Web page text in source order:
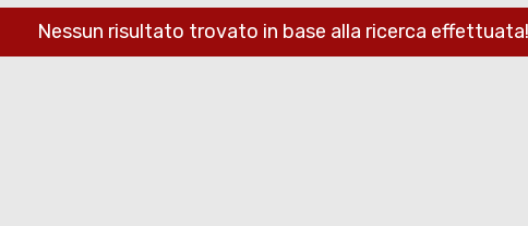
Nessun risultato trovato in base alla ricerca